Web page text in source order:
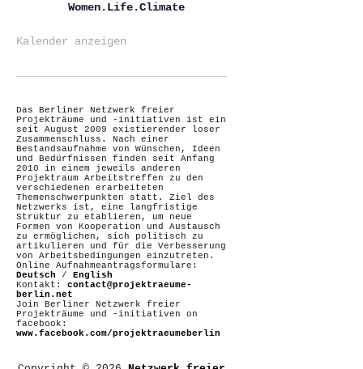
Women.Life.Climate
Kalender anzeigen
Das Berliner Netzwerk freier
Projekträume und -initiativen ist ein
seit August 2009 existierender loser
Zusammenschluss. Nach einer
Bestandsaufnahme von Wünschen, Ideen
und Bedürfnissen finden seit Anfang
2010 in einem jeweils anderen
Projektraum Arbeitstreffen zu den
verschiedenen erarbeiteten
Themenschwerpunkten statt. Ziel des
Netzwerks ist, eine langfristige
Struktur zu etablieren, um neue
Formen von Kooperation und Austausch
zu ermöglichen, sich politisch zu
artikulieren und für die Verbesserung
von Arbeitsbedingungen einzutreten.
Online Aufnahmeantragsformulare:
Deutsch / English
Kontakt: contact@projektraeume-
berlin.net
Join Berliner Netzwerk freier
Projekträume und -initiativen on
facebook:
www.facebook.com/projektraeumeberlin